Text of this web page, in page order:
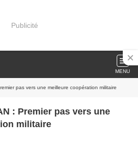
Publicité
MENU
pas vers une meilleure coopération militaire
: Premier pas vers une
militaire